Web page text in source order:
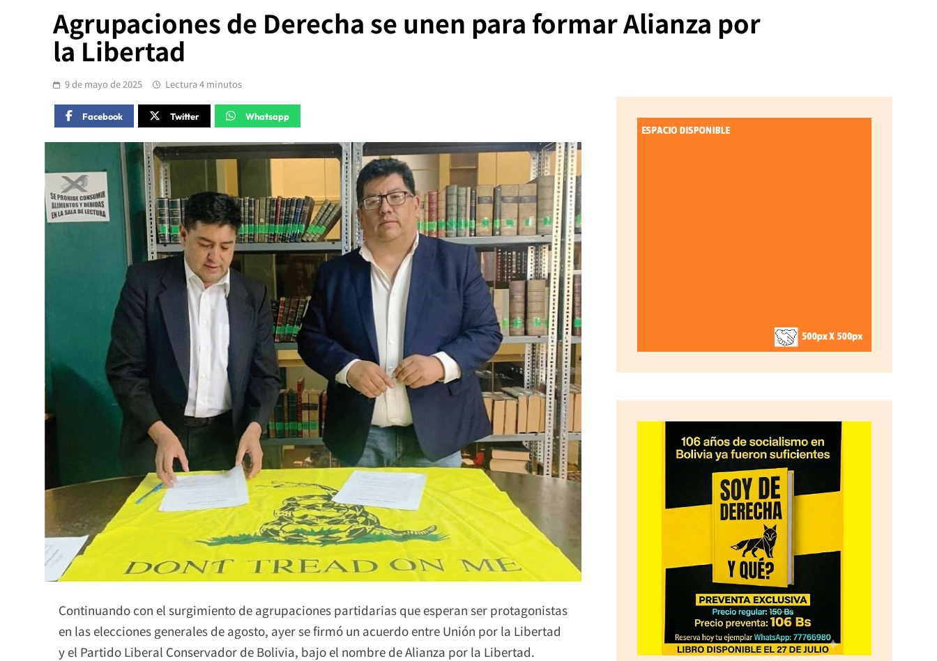
Agrupaciones de Derecha se unen para formar Alianza por
la Libertad
9 de mayo de 2025 Lectura 4 minutos
Facebook Twitter Whatsapp
Continuando con el surgimiento de agrupaciones partidarias que esperan ser protagonistas
en las elecciones generales de agosto, ayer se firmó un acuerdo entre Unión por la Libertad
y el Partido Liberal Conservador de Bolivia, bajo el nombre de Alianza por la Libertad.